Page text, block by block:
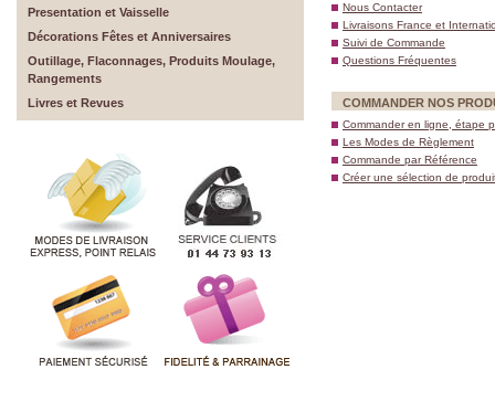
Presentation et Vaisselle
Décorations Fêtes et Anniversaires
Outillage, Flaconnages, Produits Moulage,
Rangements
Livres et Revues
Nous Contacter
Livraisons France et
Suivi de Commande
Questions Fréquentes
COMMANDER NOS
Commander en ligne, étape
Les Modes de Règlement
Commande par Référence
Créer une sélection de